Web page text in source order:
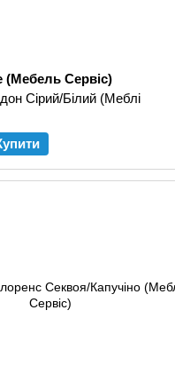
(Мебель Сервіс)
Сірий/Білий (Меблі